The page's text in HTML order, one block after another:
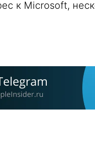
к Microsoft,